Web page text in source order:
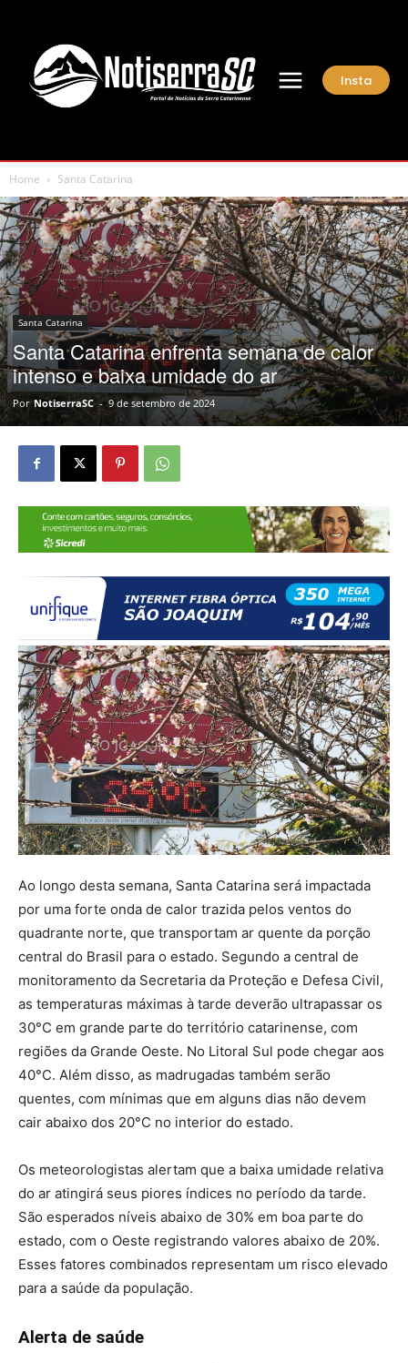
Insta
Home Santa Catarina
Santa Catarina
Santa Catarina enfrenta semana de calor
intenso e baixa umidade do ar
Por NotiserraSC - 9 de setembro de 2024
Ao longo desta semana, Santa Catarina será impactada
por uma forte onda de calor trazida pelos ventos do
quadrante norte, que transportam ar quente da porção
central do Brasil para o estado. Segundo a central de
monitoramento da Secretaria da Proteção e Defesa Civil,
as temperaturas máximas à tarde deverão ultrapassar os
30°C em grande parte do território catarinense, com
regiões da Grande Oeste. No Litoral Sul pode chegar aos
40°C. Além disso, as madrugadas também serão
quentes, com mínimas que em alguns dias não devem
cair abaixo dos 20°C no interior do estado.
Os meteorologistas alertam que a baixa umidade relativa
do ar atingirá seus piores índices no período da tarde.
São esperados níveis abaixo de 30% em boa parte do
estado, com o Oeste registrando valores abaixo de 20%.
Esses fatores combinados representam um risco elevado
para a saúde da população.
Alerta de saúde